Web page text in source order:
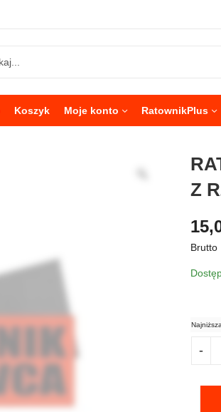
Koszyk Moje konto RatownikPlus
Z
Brutto